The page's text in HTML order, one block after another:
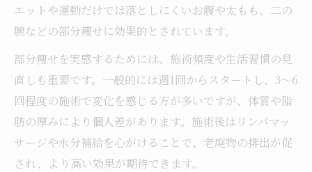
エットや運動だけでは落としにくいお腹や太もも、二の
腕などの部分痩せに効果的とされています。
部分痩せを実感するためには、施術頻度や生活習慣の見
直しも重要です。一般的には週1回からスタートし、3〜6
回程度の施術で変化を感じる方が多いですが、体質や脂
肪の厚みにより個人差があります。施術後はリンパマッ
サージや水分補給を心がけることで、老廃物の排出が促
され、より高い効果が期待できます。